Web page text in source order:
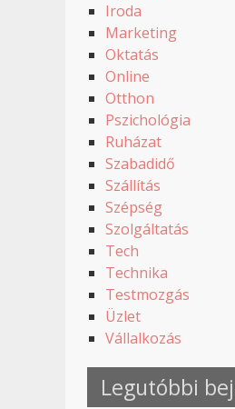
Iroda
Marketing
Oktatás
Online
Otthon
Pszichológia
Ruházat
Szabadidő
Szállítás
Szépség
Szolgáltatás
Tech
Technika
Testmozgás
Üzlet
Vállalkozás
Legutóbbi